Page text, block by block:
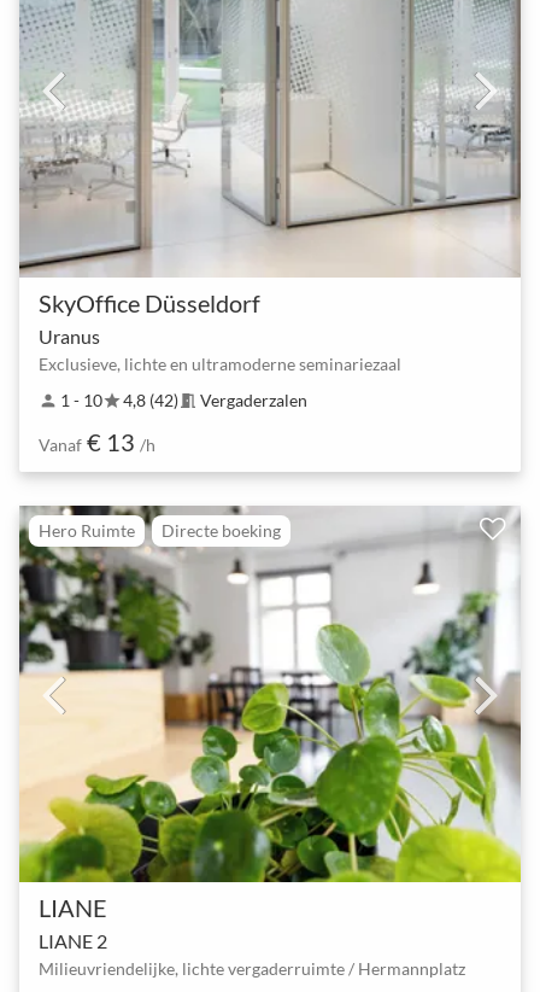
SkyOffice Düsseldorf
Uranus
Exclusieve, lichte en ultramoderne seminariezaal
person 1 - 10star4,8 (42) meeting_room Vergaderzalen
Vanaf € 13 /h
Hero Ruimte Directe boeking
LIANE
LIANE 2
Milieuvriendelijke, lichte vergaderruimte / Hermannplatz